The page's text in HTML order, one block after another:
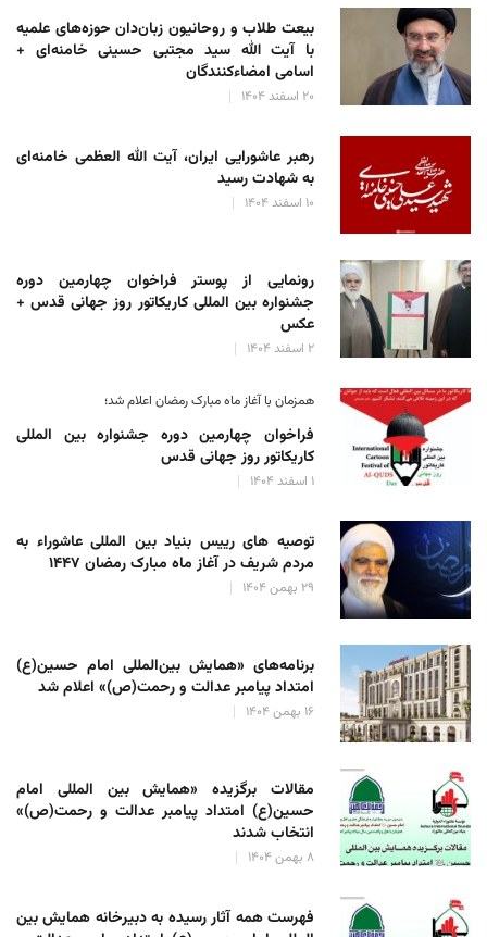
بیعت طلاب و روحانیون زبان‌دان حوزه‌های علمیه
با آیت الله سید مجتبی حسینی خامنه‌ای +
اسامی امضاءکنندگان
۲۰ اسفند ۱۴۰۴
رهبر عاشورایی ایران، آیت الله العظمی خامنه‌ای
به شهادت رسید
۱۰ اسفند ۱۴۰۴
رونمایی از پوستر فراخوان چهارمین دوره
جشنواره بین المللی کاریکاتور روز جهانی قدس +
عکس
۲ اسفند ۱۴۰۴
همزمان با آغاز ماه مبارک رمضان اعلام شد؛
فراخوان چهارمین دوره جشنواره بین المللی
کاریکاتور روز جهانی قدس
۱ اسفند ۱۴۰۴
توصیه های رییس بنیاد بین المللی عاشوراء به
مردم شریف در آغاز ماه مبارک رمضان ۱۴۴۷
۲۹ بهمن ۱۴۰۴
برنامه‌های «همایش بین‌المللی امام حسین(ع)
امتداد پیامبر عدالت و رحمت(ص)» اعلام شد
۱۶ بهمن ۱۴۰۴
مقالات برگزیده «همایش بین المللی امام
حسین(ع) امتداد پیامبر عدالت و رحمت(ص)»
انتخاب شدند
۸ بهمن ۱۴۰۴
فهرست همه آثار رسیده به دبیرخانه همایش بین